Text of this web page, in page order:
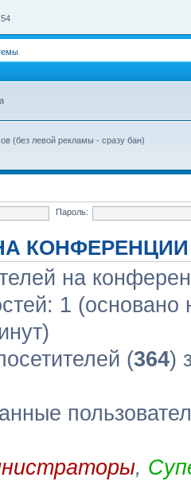
(без левой рекламы - сразу бан)
Пароль:
КОНФЕРЕНЦИИ
на
1 (основано
(364)
,